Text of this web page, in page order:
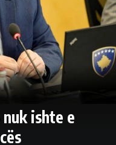
ishte e